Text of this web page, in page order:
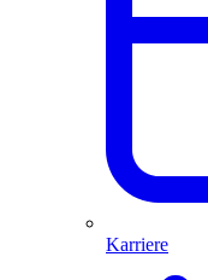
Karriere